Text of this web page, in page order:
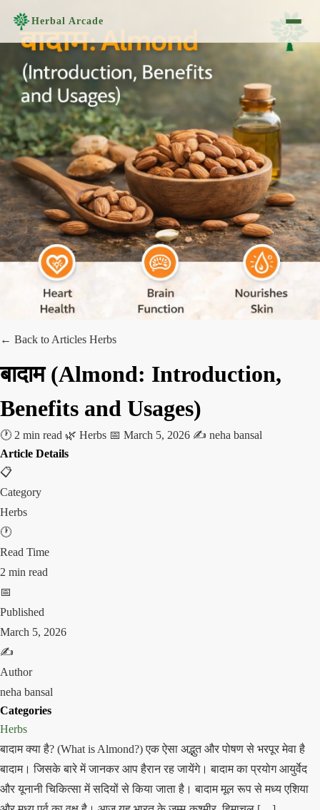
Herbal Arcade
← Back to Articles Herbs
बादाम (Almond: Introduction,
Benefits and Usages)
🕐 2 min read 🌿 Herbs 📅 March 5, 2026 ✍️ neha bansal
Article Details
📋
Category
Herbs
🕐
Read Time
2 min read
📅
Published
March 5, 2026
✍️
Author
neha bansal
Categories
Herbs
बादाम क्या है? (What is Almond?) एक ऐसा अद्भुत और पोषण से भरपूर मेवा है
बादाम। जिसके बारे में जानकर आप हैरान रह जायेंगे। बादाम का प्रयोग आयुर्वेद
और यूनानी चिकित्सा में सदियों से किया जाता है। बादाम मूल रूप से मध्य एशिया